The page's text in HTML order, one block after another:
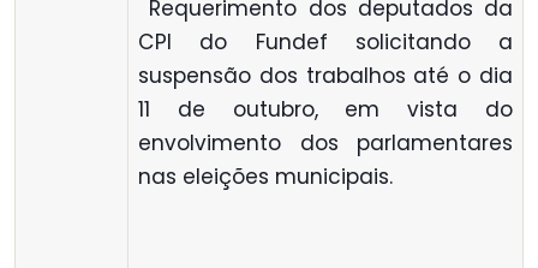
 Requerimento dos deputados da
CPI do Fundef solicitando a
suspensão dos trabalhos até o dia
11 de outubro, em vista do
envolvimento dos parlamentares
nas eleições municipais.